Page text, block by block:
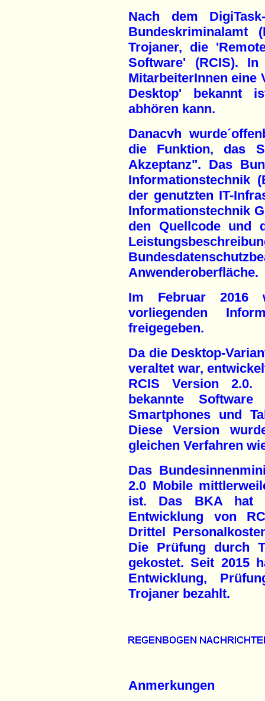
Nach dem
Bundeskriminalamt
Trojaner, die
Software' (RCIS).
MitarbeiterInnen eine
Desktop' bekannt
abhören kann.
Danacvh
die Funktion, das
Akzeptanz". Das
Informationstechnik
der genutzten IT-
Informationstechnik
den Quellcode und
Anwenderoberfläche.
Im Februar 2016
vorliegenden
freigegeben.
Da die Desktop-
veraltet war,
RCIS Version 2.0.
bekannte
Smartphones und
Diese Version
gleichen Verfahren
Das
2.0 Mobile
ist. Das BKA hat
Entwicklung von
Drittel
Die Prüfung durch
gekostet. Seit 2015
Entwicklung,
Trojaner bezahlt.
Anmerkungen